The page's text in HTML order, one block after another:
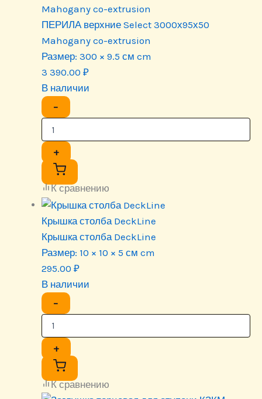
Mahogany co-extrusion
ПЕРИЛА верхние Select 3000х95х50
Mahogany co-extrusion
Размер: 300 × 9.5 см cm
3 390.00 ₽
В наличии
−
+
К сравнению
Крышка столба DeckLine
Крышка столба DeckLine
Размер: 10 × 10 × 5 см cm
295.00 ₽
В наличии
−
+
К сравнению